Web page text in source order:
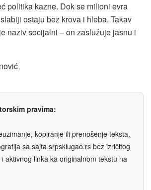
politika kazne. Dok se milioni evra
ostaju bez krova i hleba. Takav
naziv socijalni – on zaslužuje jasnu i
pravima:
kopiranje ili prenošenje teksta,
sa sajta srpskiugao.rs bez izričitog
aktivnog linka ka originalnom tekstu na